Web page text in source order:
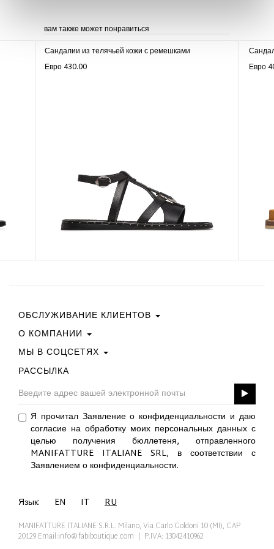
вам также может понравиться
Сандалии из телячьей кожи с ремешками
Евро 430.00
Евро
ОБСЛУЖИВАНИЕ КЛИЕНТОВ
Свяжитесь С Нами
Условия Покупки
Руководство По Выбору Размера
О КОМПАНИИ
Политика Конфиденциальности
Политика В Отношении Файлов Cookie
GPSR
МЫ В СОЦСЕТЯХ
Facebook
Instagram
Pinterest
Twitter
YouTube
LinkedIn
РАССЫЛКА
Я прочитал Заявление о конфиденциальности и даю
согласие на обработку моих персональных данных с
целью получения бюллетеня, отправленного
MANIFATTURE ITALIANE SRL, в соответствии с
Заявлением о конфиденциальности.
Язык: EN IT RU
MANIFATTURE ITALIANE S.R.L. Milano, Via Carlo Goldoni 10 (MI), CAP
20129Email:info@fabiboutique.com | P.IVA: 13042410962